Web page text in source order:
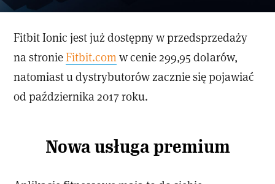
Fitbit Ionic jest już dostępny w przedsprzedaży
na stronieFitbit.com w cenie 299,95 dolarów,
natomiast u dystrybutorów zacznie się pojawiać
od października 2017 roku.
Nowa usługa premium